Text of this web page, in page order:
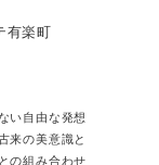
有楽町
い自由な発想
来の美意識と
の組み合わせ